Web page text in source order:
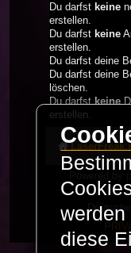
Du darfst keine
erstellen.
Du darfst keine
erstellen.
Du darfst deine
Du darfst deine
löschen.
Du darfstkeine
erstellen.
diese